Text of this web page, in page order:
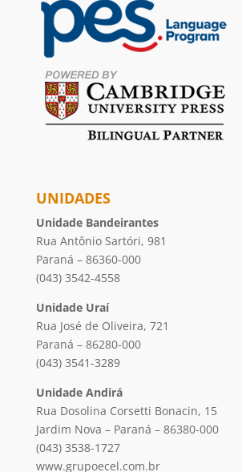
UNIDADES
Unidade Bandeirantes
Rua Antônio Sartóri, 981
Paraná – 86360-000
(043) 3542-4558
Unidade Uraí
Rua José de Oliveira, 721
Paraná – 86280-000
(043) 3541-3289
Unidade Andirá
Rua Dosolina Corsetti Bonacin, 15
Jardim Nova – Paraná – 86380-000
(043) 3538-1727
www.grupoecel.com.br